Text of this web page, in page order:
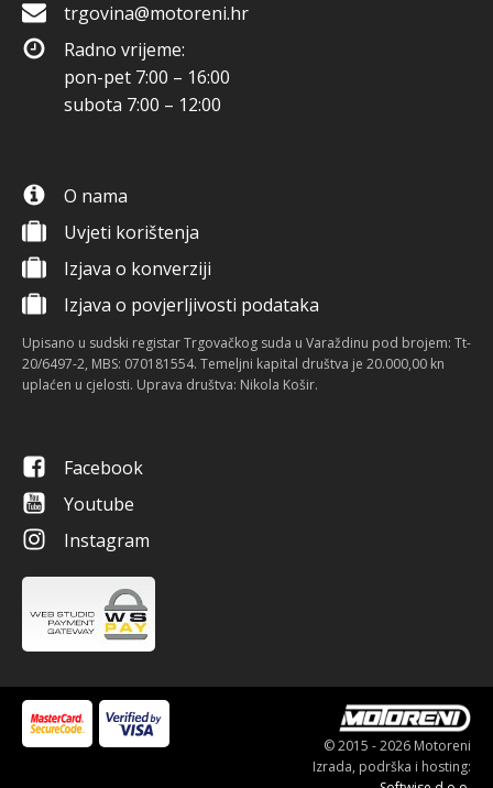
trgovina@motoreni.hr
Radno vrijeme:
pon-pet 7:00 – 16:00
subota 7:00 – 12:00
O nama
Uvjeti korištenja
Izjava o konverziji
Izjava o povjerljivosti podataka
Upisano u sudski registar Trgovačkog suda u Varaždinu pod brojem: Tt-
20/6497-2, MBS: 070181554. Temeljni kapital društva je 20.000,00 kn
uplaćen u cjelosti. Uprava društva: Nikola Košir.
Facebook
Youtube
Instagram
© 2015 - 2026 Motoreni
Izrada, podrška i hosting: